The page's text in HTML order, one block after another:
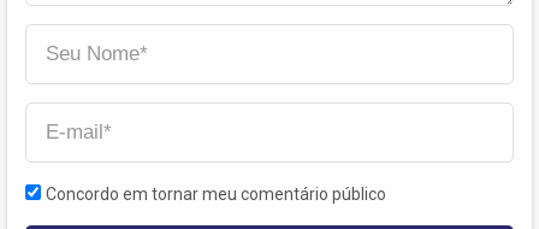
Concordo em tornar meu comentário público